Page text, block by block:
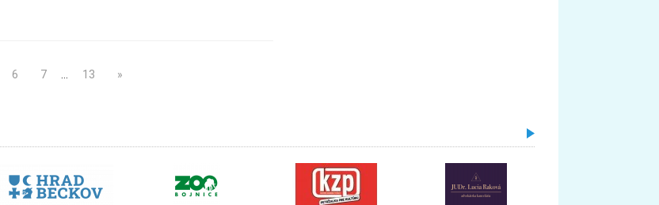
6 7 13 »